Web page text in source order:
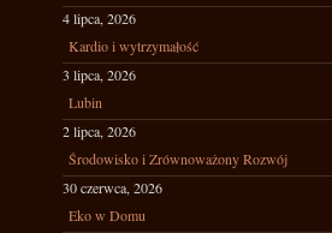
4 lipca, 2026
Kardio i wytrzymałość
3 lipca, 2026
Lubin
2 lipca, 2026
Środowisko i Zrównoważony Rozwój
30 czerwca, 2026
Eko w Domu